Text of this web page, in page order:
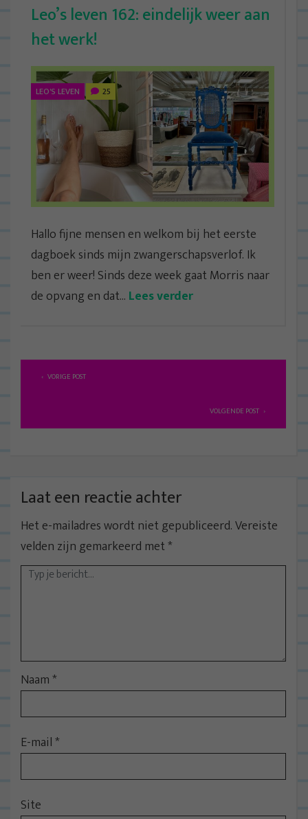
Leo’s leven 162: eindelijk weer aan
het werk!
LEO'S LEVEN 25
Hallo fijne mensen en welkom bij het eerste
dagboek sinds mijn zwangerschapsverlof. Ik
ben er weer! Sinds deze week gaat Morris naar
de opvang en dat... Lees verder
B
i
t
a
v
i
i
e
VORIGE POST
VOLGENDE POST
Laat een reactie achter
Het e-mailadres wordt niet gepubliceerd.Vereiste
velden zijn gemarkeerd met*
Naam*
E-mail*
Site